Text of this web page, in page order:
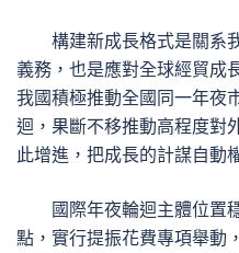
構建新成長格式是關系
義務，也是應對全球經貿成
我國積極推動全國同一年夜
迴，果斷不移推動高程度對
此增進，把成長的計謀自動
國際年夜輪迴主體位置
點，實行提振花費專項舉動